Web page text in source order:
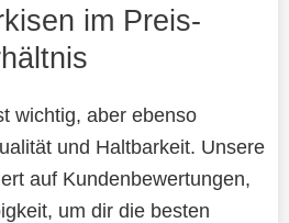
im Preis-
wichtig, aber ebenso
und Haltbarkeit. Unsere
auf Kundenbewertungen,
um dir die besten